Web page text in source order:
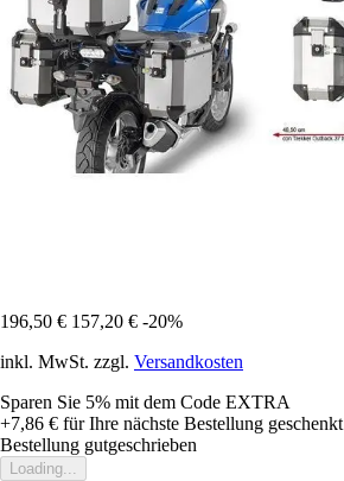
196,50 € 157,20 € -20%
inkl. MwSt. zzgl. Versandkosten
Sparen Sie 5% mit dem Code EXTRA
+7,86 € für Ihre nächste Bestellung geschenkt
Bestellung gutgeschrieben
Loading...